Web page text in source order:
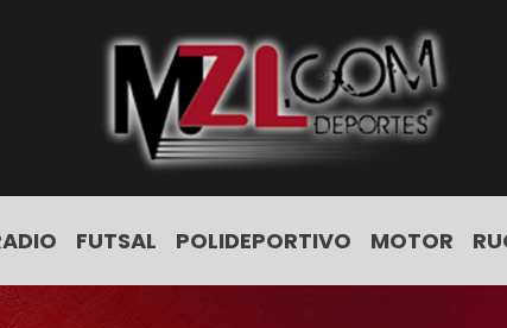
FUTSAL POLIDEPORTIVO MOTOR